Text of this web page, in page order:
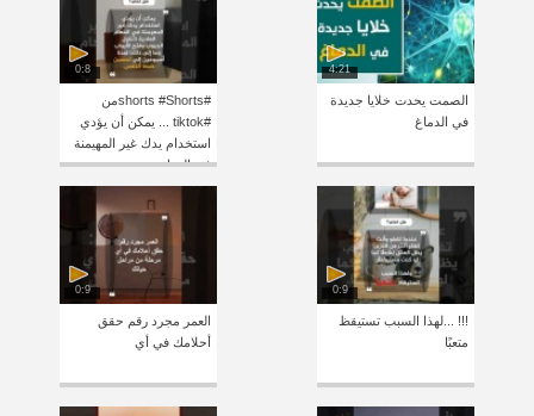
4:21
الصمت يحدت خلايا جديدة
في الدماغ
0:8
#shorts #Shortsمن
#tiktok ... يمكن أن يؤدي
استخدام يدك غير المهيمنة
في المهام
0:9
!!! ...لهذا السبب تستيقظ
متعبًا
0:9
العمر مجرد رقم حقق
أحلامك في أي